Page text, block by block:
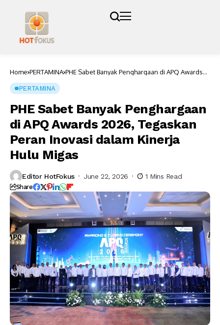
Home PERTAMINA PHE Sabet Banyak Penghargaan di APQ Awards
PERTAMINA
PHE Sabet Banyak Penghargaan
di APQ Awards 2026, Tegaskan
Peran Inovasi dalam Kinerja
Hulu Migas
Editor HotFokus June 22, 2026 1 Mins Read
Share